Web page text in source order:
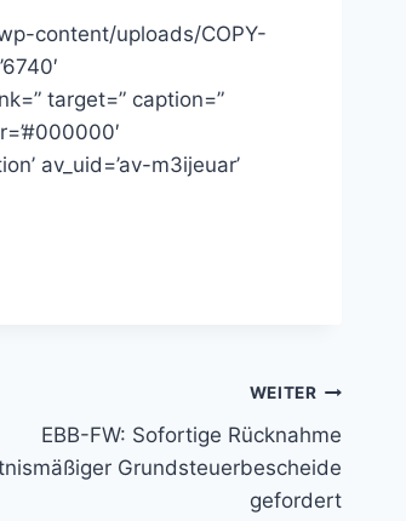
content/uploads/COPY-
target=” caption=”
av_uid=’av-m3ijeuar’
WEITER
EBB-FW: Sofortige Rücknahme
Grundsteuerbescheide
gefordert